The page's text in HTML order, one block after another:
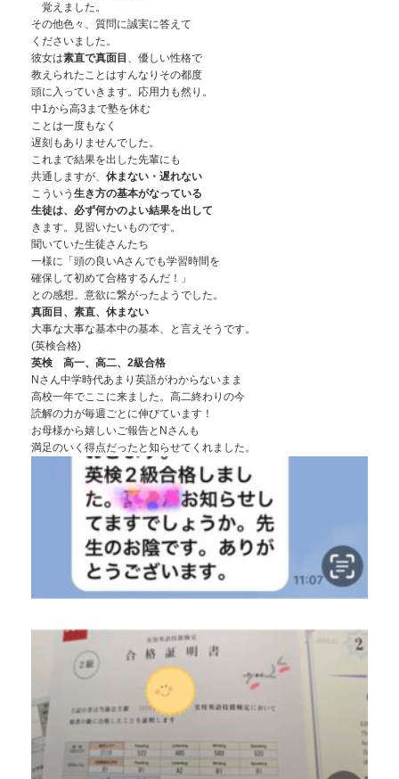
覚えました。
その他色々、質問に誠実に答えて
くださいました。
彼女は素直で真面目 、優しい性格で
教えられたことはすんなりその都度
頭に入っていきます。応用力も然り。
中1から高3まで塾を休む
ことは一度もなく
遅刻もありませんでした。
これまで結果を出した先輩にも
共通しますが、 休まない・遅れない
こういう 生き方の基本がなっている
生徒は、必ず何かのよい結果を出して
きます。見習いたいものです。
聞いていた生徒さんたち
一様に「頭の良いAさんでも学習時間を
確保して初めて合格するんだ！」
との感想。意欲に繋がったようでした。
真面目、素直、休まない
大事な大事な基本中の基本、と言えそうです。
(英検合格)
英検 高一、高二、2級合格
Nさん中学時代あまり英語がわからないまま
高校一年でここに来ました。高二終わりの今
読解の力が毎週ごとに伸びています！
お母様から嬉しいご報告とNさんも
満足のいく得点だったと知らせてくれました。